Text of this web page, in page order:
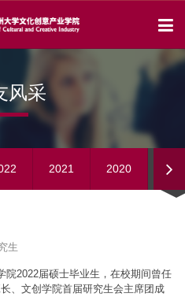
风采
2021 2020
生
院2022届硕士毕业生，在校期间曾任
、文创学院首届研究生会主席团成